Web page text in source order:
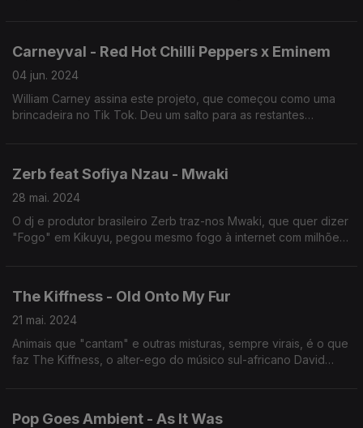
Carneyval - Red Hot Chilli Peppers x Eminem
04 jun. 2024
William Carney assina este projeto, que começou como uma
brincadeira no Tik Tok. Deu um salto para as restantes
Zerb feat Sofiya Nzau - Mwaki
28 mai. 2024
O dj e produtor brasileiro Zerb traz-nos Mwaki, que quer dizer
"Fogo" em Kikuyu, pegou mesmo fogo à internet com milhões
The Kiffness - Old Onto My Fur
21 mai. 2024
Animais que "cantam" e outras misturas, sempre virais, é o que
faz The Kiffness, o alter-ego do músico sul-africano David
Pop Goes Ambient - As It Was